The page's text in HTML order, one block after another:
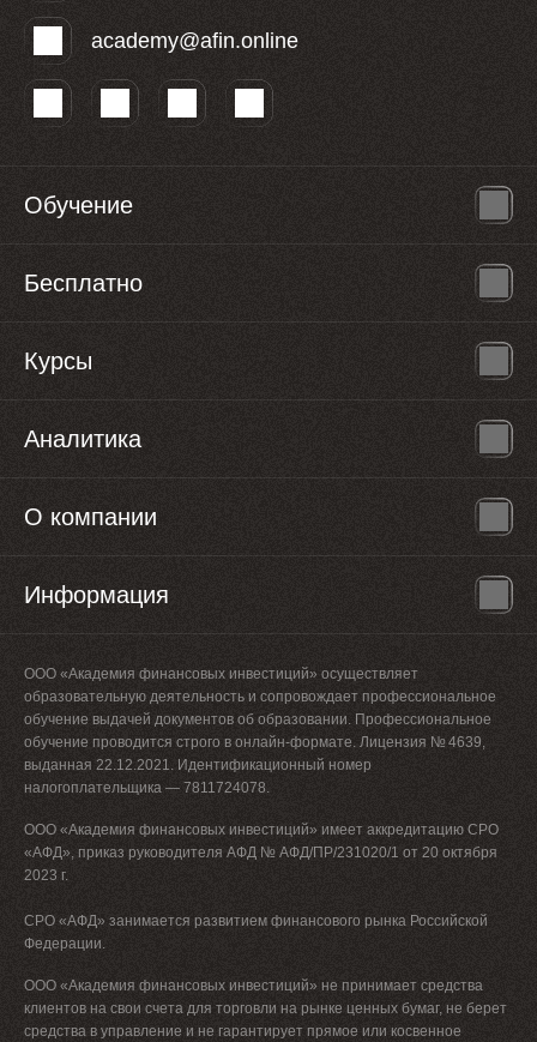
academy@afin.online
Обучение
Бесплатно
Курсы
Аналитика
О компании
Информация
ООО «Академия финансовых инвестиций» осуществляет
образовательную деятельность и сопровождает профессиональное
обучение выдачей документов об образовании. Профессиональное
обучение проводится строго в онлайн-формате. Лицензия № 4639,
выданная 22.12.2021. Идентификационный номер
налогоплательщика — 7811724078.
ООО «Академия финансовых инвестиций» имеет аккредитацию СРО
«АФД», приказ руководителя АФД № АФД/ПР/231020/1 от 20 октября
2023 г.
СРО «АФД» занимается развитием финансового рынка Российской
Федерации.
ООО «Академия финансовых инвестиций» не принимает средства
клиентов на свои счета для торговли на рынке ценных бумаг, не берет
средства в управление и не гарантирует прямое или косвенное